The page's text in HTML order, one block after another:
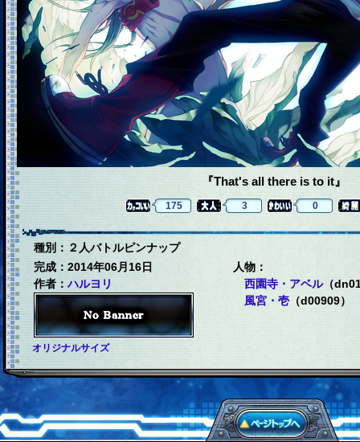
『That's all there is to it』
175 3 0
種別：２人バトルピンナップ
完成：2014年06月16日
作者：ハルヨリ
オリジナルサイズ
人物：
西園寺・アベル（
風宮・壱 （d00909）